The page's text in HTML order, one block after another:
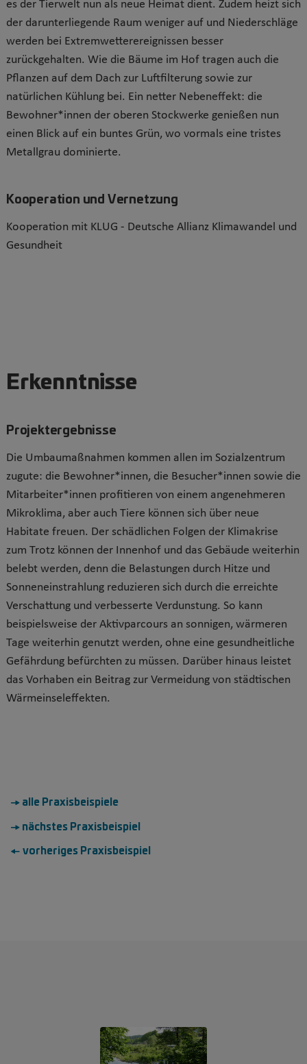
es der Tierwelt nun als neue Heimat dient. Zudem heizt sich
der darunterliegende Raum weniger auf und Niederschläge
werden bei Extremwetterereignissen besser
zurückgehalten. Wie die Bäume im Hof tragen auch die
Pflanzen auf dem Dach zur Luftfilterung sowie zur
natürlichen Kühlung bei. Ein netter Nebeneffekt: die
Bewohner*innen der oberen Stockwerke genießen nun
einen Blick auf ein buntes Grün, wo vormals eine tristes
Metallgrau dominierte.
Kooperation und Vernetzung
Kooperation mit KLUG - Deutsche Allianz Klimawandel und
Gesundheit
Erkenntnisse
Projektergebnisse
Die Umbaumaßnahmen kommen allen im Sozialzentrum
zugute: die Bewohner*innen, die Besucher*innen sowie die
Mitarbeiter*innen profitieren von einem angenehmeren
Mikroklima, aber auch Tiere können sich über neue
Habitate freuen. Der schädlichen Folgen der Klimakrise
zum Trotz können der Innenhof und das Gebäude weiterhin
belebt werden, denn die Belastungen durch Hitze und
Sonneneinstrahlung reduzieren sich durch die erreichte
Verschattung und verbesserte Verdunstung. So kann
beispielsweise der Aktivparcours an sonnigen, wärmeren
Tage weiterhin genutzt werden, ohne eine gesundheitliche
Gefährdung befürchten zu müssen. Darüber hinaus leistet
das Vorhaben ein Beitrag zur Vermeidung von städtischen
Wärmeinseleffekten.
→ alle Praxisbeispiele
→ nächstes Praxisbeispiel
← vorheriges Praxisbeispiel